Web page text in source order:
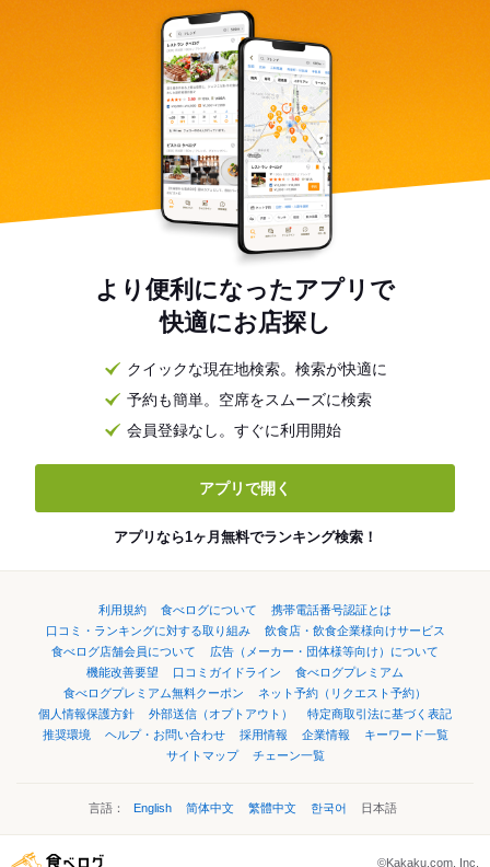
より便利になったアプリで
快適にお店探し
クイックな現在地検索。検索が快適に
予約も簡単。空席をスムーズに検索
会員登録なし。すぐに利用開始
アプリで開く
アプリなら1ヶ月無料でランキング検索！
利用規約 食べログについて
携帯電話番号認証とは
口コミ・ランキングに対する取り組み
飲食店・飲食企業様向けサービス
食べログ店舗会員について
広告（メーカー・団体様等向け）について
機能改善要望
口コミガイドライン
食べログプレミアム
食べログプレミアム無料クーポン
ネット予約（リクエスト予約）
個人情報保護方針
外部送信（オプトアウト）
特定商取引法に基づく表記
推奨環境
ヘルプ・お問い合わせ 採用情報 企業情報
キーワード一覧
サイトマップ
チェーン一覧
言語： English 简体中文 繁體中文 한국어 日本語
©Kakaku.com, Inc.